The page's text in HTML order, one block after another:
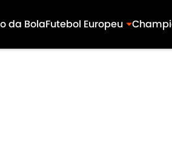
da BolaFutebol Europeu